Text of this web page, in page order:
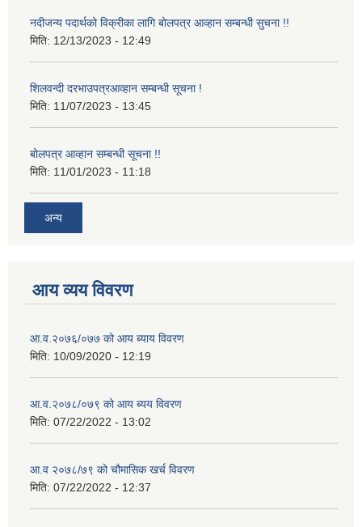
नदीजन्य पदार्थको विक्रीका लागि बोलपत्र आव्हान सम्बन्धी सुचना !!
मिति: 12/13/2023 - 12:49
शिलवन्दी दरभाउपत्रआव्हान सम्बन्धी सूचना !
मिति: 11/07/2023 - 13:45
बोलपत्र आव्हान सम्बन्धी सूचना !!
मिति: 11/01/2023 - 11:18
अन्य
आय व्यय विवरण
आ.व.२०७६/०७७ को आय ब्याय विवरण
मिति: 10/09/2020 - 12:19
आ.व.२०७८/०७९ को आय ब्यय विवरण
मिति: 07/22/2022 - 13:02
आ.व २०७८/७९ को चौमासिक खर्च विवरण
मिति: 07/22/2022 - 12:37